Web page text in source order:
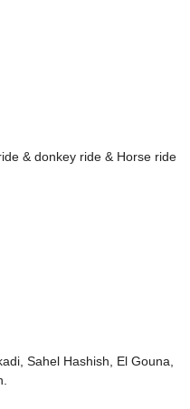
& donkey ride & Horse ride
Sahel Hashish, El Gouna,